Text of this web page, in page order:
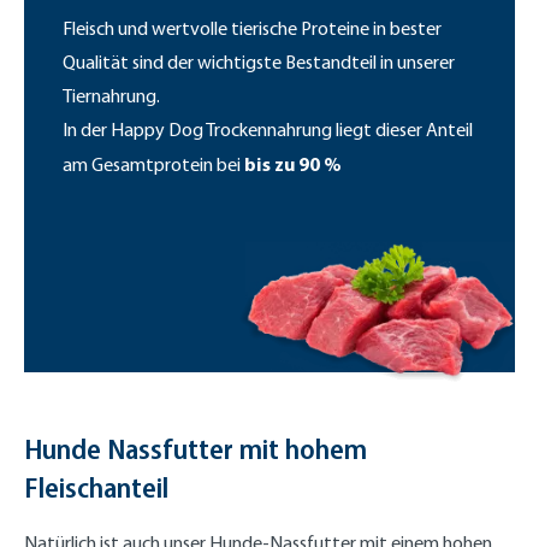
Fleisch und wertvolle tierische Proteine in bester
Qualität sind der wichtigste Bestandteil in unserer
Tiernahrung.
In der Happy Dog Trockennahrung liegt dieser Anteil
am Gesamtprotein bei bis zu 90 %
Hunde Nassfutter mit hohem
Fleischanteil